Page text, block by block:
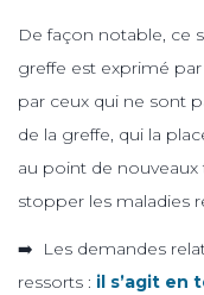
De façon notable, ce
greffe est exprimé
par ceux qui ne sont
de la greffe, qui la
au point de
stopper les maladies
➡️ Les demandes
ressorts : il s’agit en